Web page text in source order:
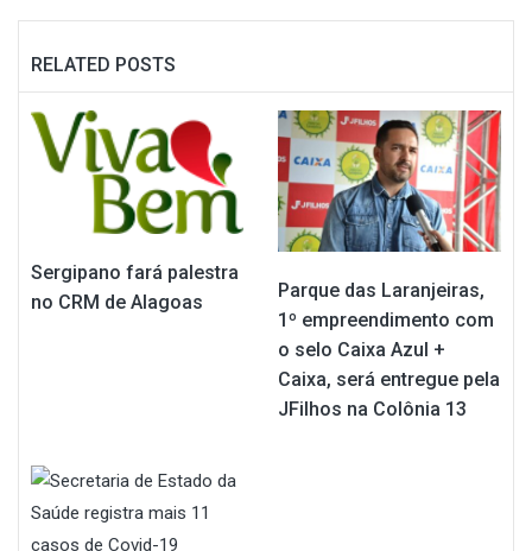
RELATED POSTS
Sergipano fará palestra
no CRM de Alagoas
Parque das Laranjeiras,
1º empreendimento com
o selo Caixa Azul +
Caixa, será entregue pela
JFilhos na Colônia 13